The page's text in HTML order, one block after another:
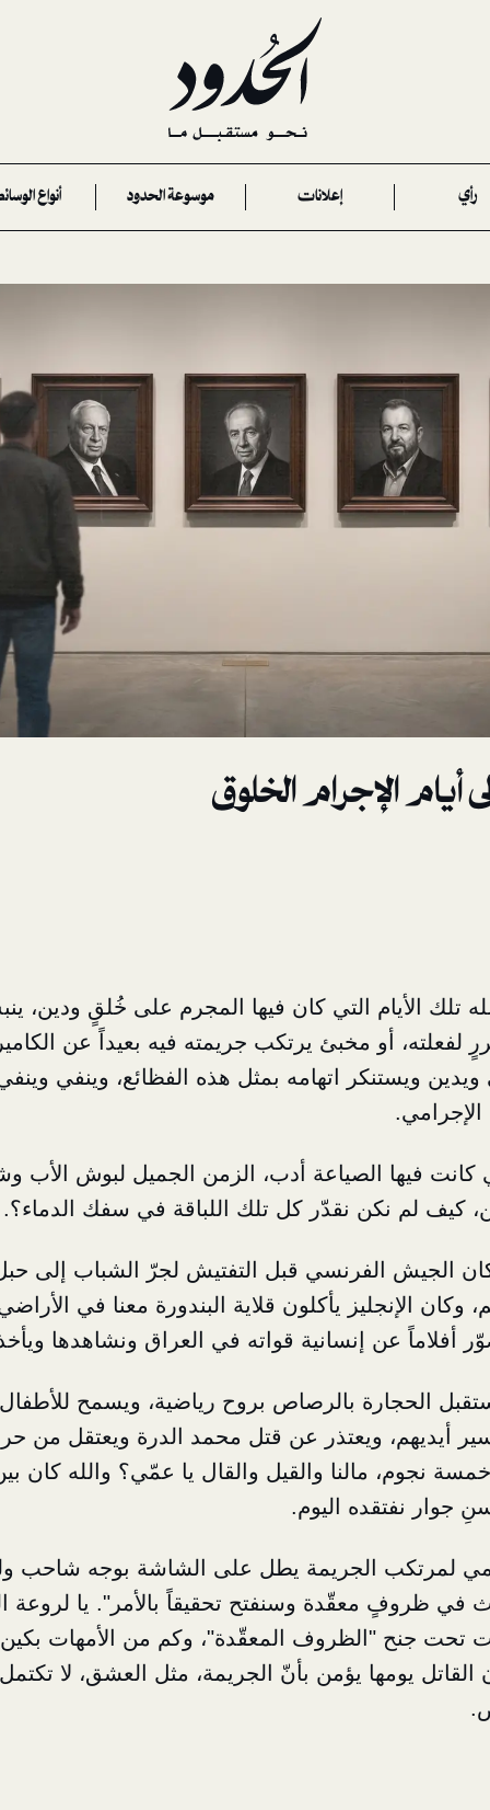
رأي إعلانات موسوعة الحدود أنواع
أيام الإجرام الخلوق
الله تلك الأيام التي كان فيها المجرم على خُلقٍ ودين،
لفعلته، أو مخبئ يرتكب جريمته فيه بعيداً عن
ويدين ويستنكر اتهامه بمثل هذه الفظائع، وينفي
الإجرامي.
كانت فيها الصياعة أدب، الزمن الجميل لبوش الأب
كيف لم نكن نقدّر كل تلك اللباقة في سفك الدماء؟.
الجيش الفرنسي قبل التفتيش لجرّ الشباب إلى
وكان الإنجليز يأكلون قلاية البندورة معنا في
أفلاماً عن إنسانية قواته في العراق ونشاهدها
الحجارة بالرصاص بروح رياضية، ويسمح للأطفال
أيديهم، ويعتذر عن قتل محمد الدرة ويعتقل من
نجوم، مالنا والقيل والقال يا عمّي؟ والله كان
جوار نفتقده اليوم.
لمرتكب الجريمة يطل على الشاشة بوجه شاحب
في ظروفٍ معقّدة وسنفتح تحقيقاً بالأمر". يا لروعة
تحت جنح "الظروف المعقّدة"، وكم من الأمهات
يومها يؤمن بأنّ الجريمة، مثل العشق، لا تكتمل